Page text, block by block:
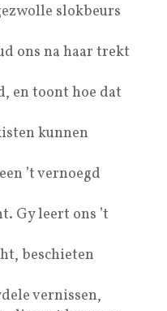
slokbeurs
ons na haar trekt
en toont hoe dat
kunnen
’t vernoegd
Gy leert ons ’t
beschieten
vernissen,